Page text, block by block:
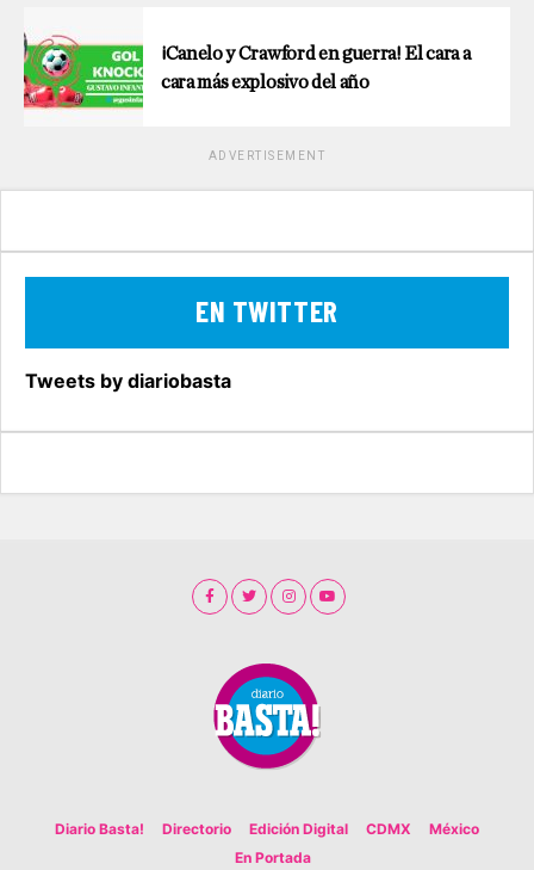
¡Canelo y Crawford en guerra! El cara a
cara más explosivo del año
ADVERTISEMENT
EN TWITTER
Tweets by diariobasta
Diario Basta! Directorio Edición Digital CDMX
México
En Portada